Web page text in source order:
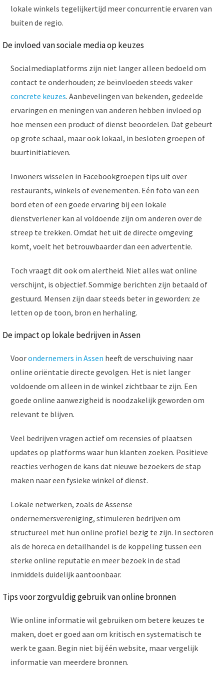
lokale winkels tegelijkertijd meer concurrentie ervaren van
buiten de regio.
De invloed van sociale media op keuzes
Socialmediaplatforms zijn niet langer alleen bedoeld om
contact te onderhouden; ze beïnvloeden steeds vaker
concrete keuzes. Aanbevelingen van bekenden, gedeelde
ervaringen en meningen van anderen hebben invloed op
hoe mensen een product of dienst beoordelen. Dat gebeurt
op grote schaal, maar ook lokaal, in besloten groepen of
buurtinitiatieven.
Inwoners wisselen in Facebookgroepen tips uit over
restaurants, winkels of evenementen. Eén foto van een
bord eten of een goede ervaring bij een lokale
dienstverlener kan al voldoende zijn om anderen over de
streep te trekken. Omdat het uit de directe omgeving
komt, voelt het betrouwbaarder dan een advertentie.
Toch vraagt dit ook om alertheid. Niet alles wat online
verschijnt, is objectief. Sommige berichten zijn betaald of
gestuurd. Mensen zijn daar steeds beter in geworden: ze
letten op de toon, bron en herhaling.
De impact op lokale bedrijven in Assen
Voorondernemers in Assen heeft de verschuiving naar
online oriëntatie directe gevolgen. Het is niet langer
voldoende om alleen in de winkel zichtbaar te zijn. Een
goede online aanwezigheid is noodzakelijk geworden om
relevant te blijven.
Veel bedrijven vragen actief om recensies of plaatsen
updates op platforms waar hun klanten zoeken. Positieve
reacties verhogen de kans dat nieuwe bezoekers de stap
maken naar een fysieke winkel of dienst.
Lokale netwerken, zoals de Assense
ondernemersvereniging, stimuleren bedrijven om
structureel met hun online profiel bezig te zijn. In sectoren
als de horeca en detailhandel is de koppeling tussen een
sterke online reputatie en meer bezoek in de stad
inmiddels duidelijk aantoonbaar.
Tips voor zorgvuldig gebruik van online bronnen
Wie online informatie wil gebruiken om betere keuzes te
maken, doet er goed aan om kritisch en systematisch te
werk te gaan. Begin niet bij één website, maar vergelijk
informatie van meerdere bronnen.